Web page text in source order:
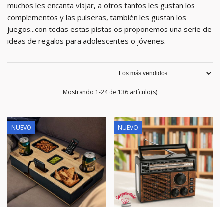
muchos les encanta viajar, a otros tantos les gustan los
complementos y las pulseras, también les gustan los
juegos...con todas estas pistas os proponemos una serie de
ideas de regalos para adolescentes o jóvenes.
Mostrando 1-24 de 136 artículo(s)
NUEVO NUEVO